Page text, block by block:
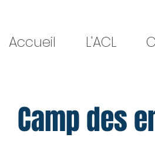
Accueil L'ACL
Camp des